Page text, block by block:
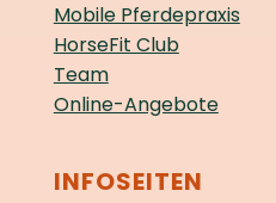
Mobile Pferdepraxis
HorseFit Club
Team
Online-Angebote
INFOSEITEN